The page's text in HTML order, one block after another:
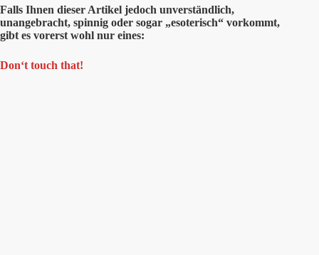
Falls Ihnen dieser Artikel jedoch unverständlich,
unangebracht, spinnig oder sogar „esoterisch“ vorkommt,
gibt es vorerst wohl nur eines:
Don‘t touch that!